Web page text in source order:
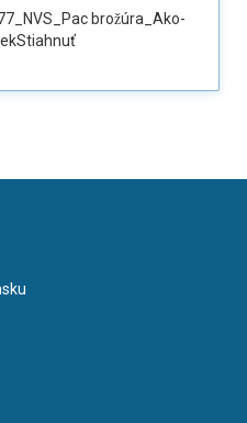
brožúra_Ako-